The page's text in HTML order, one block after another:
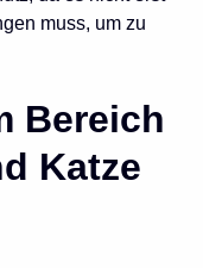
muss, um zu
Bereich
Katze